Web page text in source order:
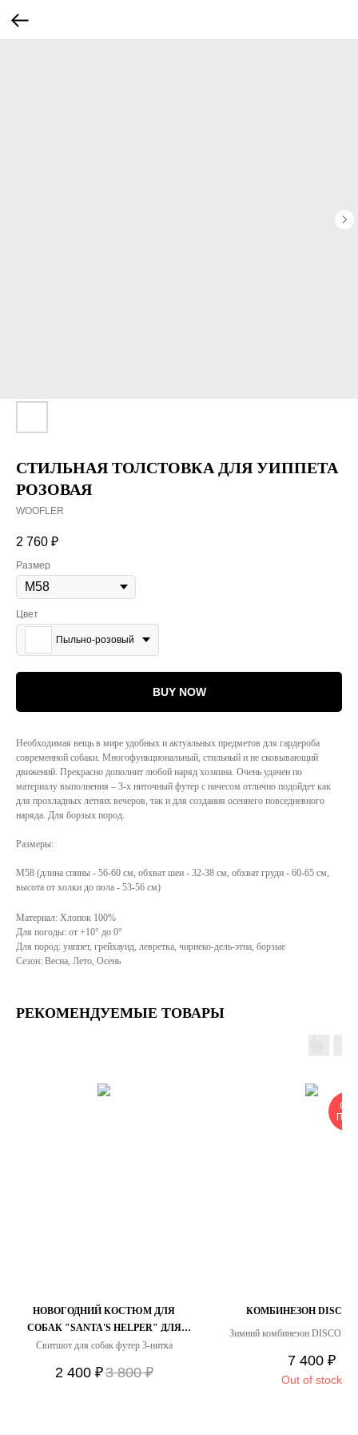
СТИЛЬНАЯ ТОЛСТОВКА ДЛЯ УИППЕТА
РОЗОВАЯ
WOOFLER
2 760 ₽
Размер
Цвет
Пыльно-розовый
BUY NOW
Необходимая вещь в мире удобных и актуальных предметов для гардероба
современной собаки. Многофункциональный, стильный и не сковывающий
движений. Прекрасно дополнит любой наряд хозяина. Очень удачен по
материалу выполнения – 3-х ниточный футер с начесом отлично подойдет как
для прохладных летних вечеров, так и для создания осеннего повседневного
наряда. Для борзых пород.
Размеры:
М58 (длина спины - 56-60 см, обхват шеи - 32-38 см, обхват груди - 60-65 см,
высота от холки до пола - 53-56 см)
Материал: Хлопок 100%
Для погоды: от +10° до 0°
Для пород: уиппет, грейхаунд, левретка, чирнеко-дель-этна, борзые
Сезон: Весна, Лето, Осень
РЕКОМЕНДУЕМЫЕ ТОВАРЫ
НОВОГОДНИЙ КОСТЮМ ДЛЯ
СОБАК "SANTA'S HELPER" ДЛЯ
УИППЕТА
Свитшот для собак футер 3-нитка
2 400 ₽3 800 ₽
КОМБИНЕЗОН
Зимний комбинезон
7 400 ₽
Out of stock